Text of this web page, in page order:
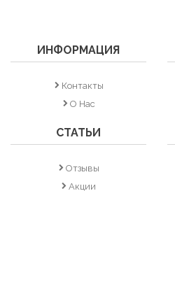
ИНФОРМАЦИЯ
Контакты
О Нас
СТАТЬИ
Отзывы
Акции